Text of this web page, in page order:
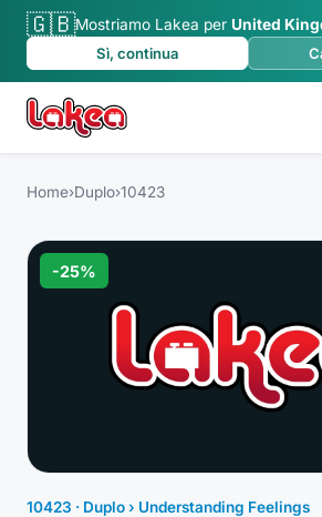
🇬🇧Mostriamo Lakea per United
Sì, continua
Home›Duplo›10423
-25%
10423 · Duplo› Understanding Feelings